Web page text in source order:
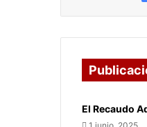
El Recaudo